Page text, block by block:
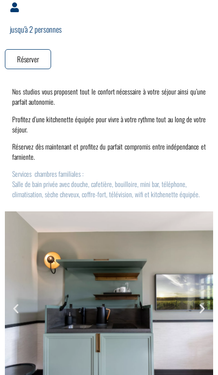
comprenant une nuitée, un diner en
jusqu'à 2 personnes
Réserver
Nos studios vous proposent tout le confort nécessaire à votre séjour ainsi qu’une
parfait autonomie.
Profitez d’une kitchenette équipée pour vivre à votre rythme tout au long de votre
séjour.
Réservez dès maintenant et profitez du parfait compromis entre indépendance et
farniente.
Services chambres familiales :
Salle de bain privée avec douche, cafetière, bouilloire, mini bar, téléphone,
climatisation, sèche cheveux, coffre-fort, télévision, wifi et kitchenette équipée.